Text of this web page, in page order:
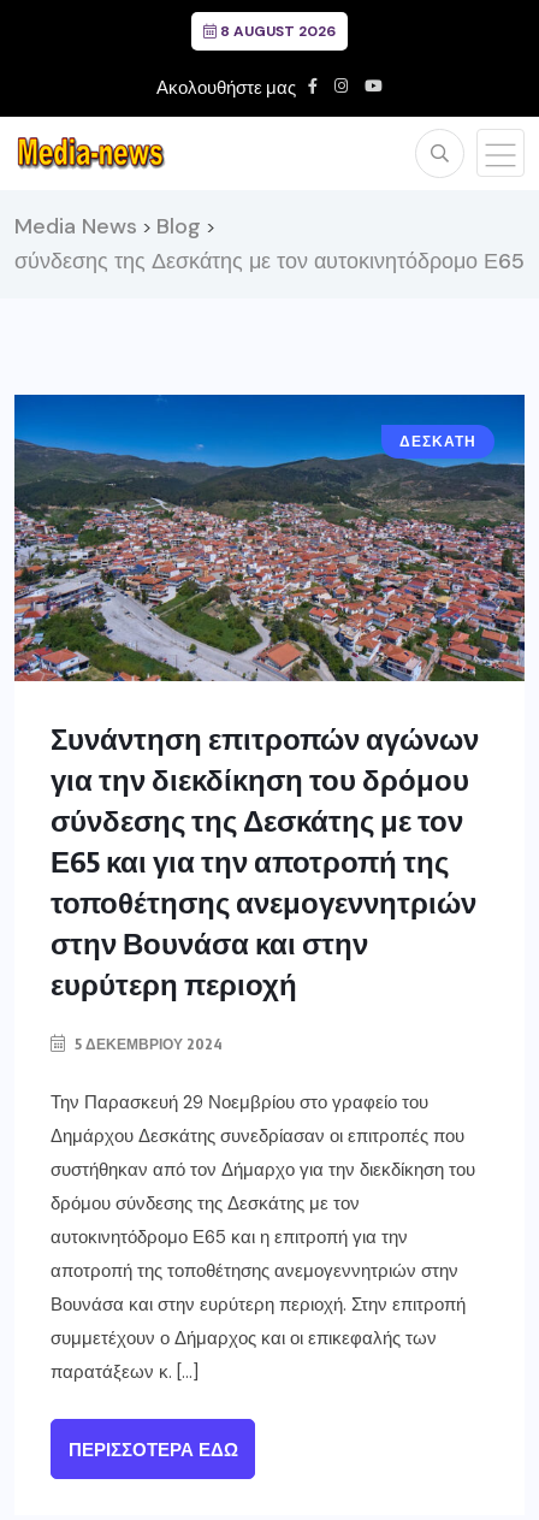
8 AUGUST 2026
Ακολουθήστε μας
Media News > Blog >
σύνδεσης της Δεσκάτης με τον αυτοκινητόδρομο Ε65
ΔΕΣΚΑΤΗ
Συνάντηση επιτροπών αγώνων
για την διεκδίκηση του δρόμου
σύνδεσης της Δεσκάτης με τον
Ε65 και για την αποτροπή της
τοποθέτησης ανεμογεννητριών
στην Βουνάσα και στην
ευρύτερη περιοχή
5 ΔΕΚΕΜΒΡΊΟΥ 2024
Την Παρασκευή 29 Νοεμβρίου στο γραφείο του
Δημάρχου Δεσκάτης συνεδρίασαν οι επιτροπές που
συστήθηκαν από τον Δήμαρχο για την διεκδίκηση του
δρόμου σύνδεσης της Δεσκάτης με τον
αυτοκινητόδρομο Ε65 και η επιτροπή για την
αποτροπή της τοποθέτησης ανεμογεννητριών στην
Βουνάσα και στην ευρύτερη περιοχή. Στην επιτροπή
συμμετέχουν ο Δήμαρχος και οι επικεφαλής των
παρατάξεων κ. […]
ΠΕΡΙΣΣΌΤΕΡΑ ΕΔΏ